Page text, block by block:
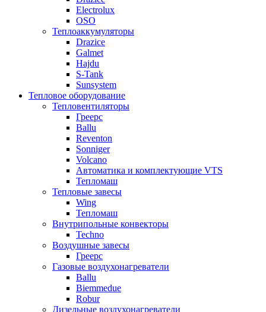
Electrolux
OSO
Теплоаккумуляторы
Drazice
Galmet
Hajdu
S-Tank
Sunsystem
Тепловое оборудование
Тепловентиляторы
Греерс
Ballu
Reventon
Sonniger
Volcano
Автоматика и комплектующие VTS
Тепломаш
Тепловые завесы
Wing
Тепломаш
Внутрипольные конвекторы
Techno
Воздушные завесы
Греерс
Газовые воздухонагреватели
Ballu
Biemmedue
Robur
Дизельные воздухонагреватели